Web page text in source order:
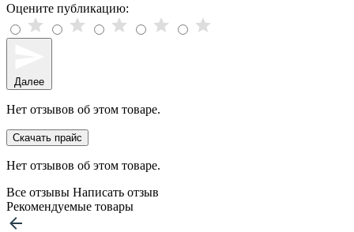
Оцените публикацию:
Далее
Нет отзывов об этом товаре.
Скачать прайс
Нет отзывов об этом товаре.
Все отзывы Написать отзыв
Рекомендуемые товары